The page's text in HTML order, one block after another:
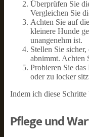
Überprüfen Sie
Vergleichen Sie
Achten Sie auf
kleinere Hunde
unangenehm ist.
Stellen Sie
abnimmt. Achten
Probieren Sie
oder zu locker
Indem ich diese
Pflege und